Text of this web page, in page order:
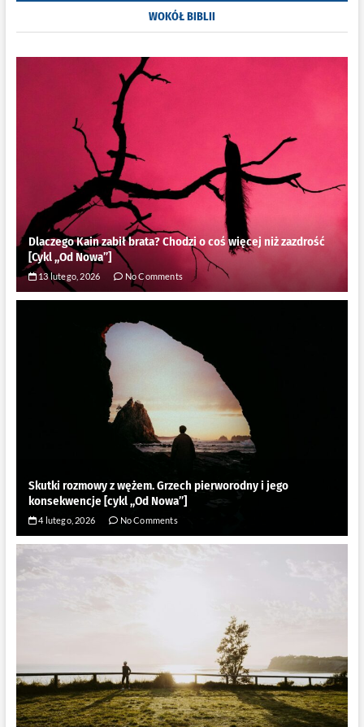
WOKÓŁ BIBLII
Dlaczego Kain zabił brata? Chodzi o coś więcej niż zazdrość
[Cykl ,,Od Nowa”]
13 lutego, 2026 No Comments
Skutki rozmowy z wężem. Grzech pierworodny i jego
konsekwencje [cykl ,,Od Nowa”]
4 lutego, 2026 No Comments